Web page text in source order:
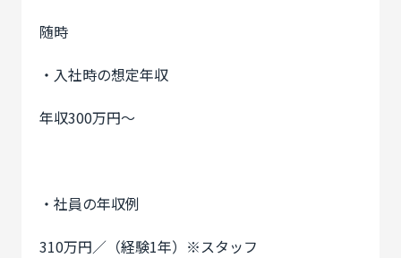
随時
・入社時の想定年収
年収300万円～
・社員の年収例
310万円／（経験1年）※スタッフ